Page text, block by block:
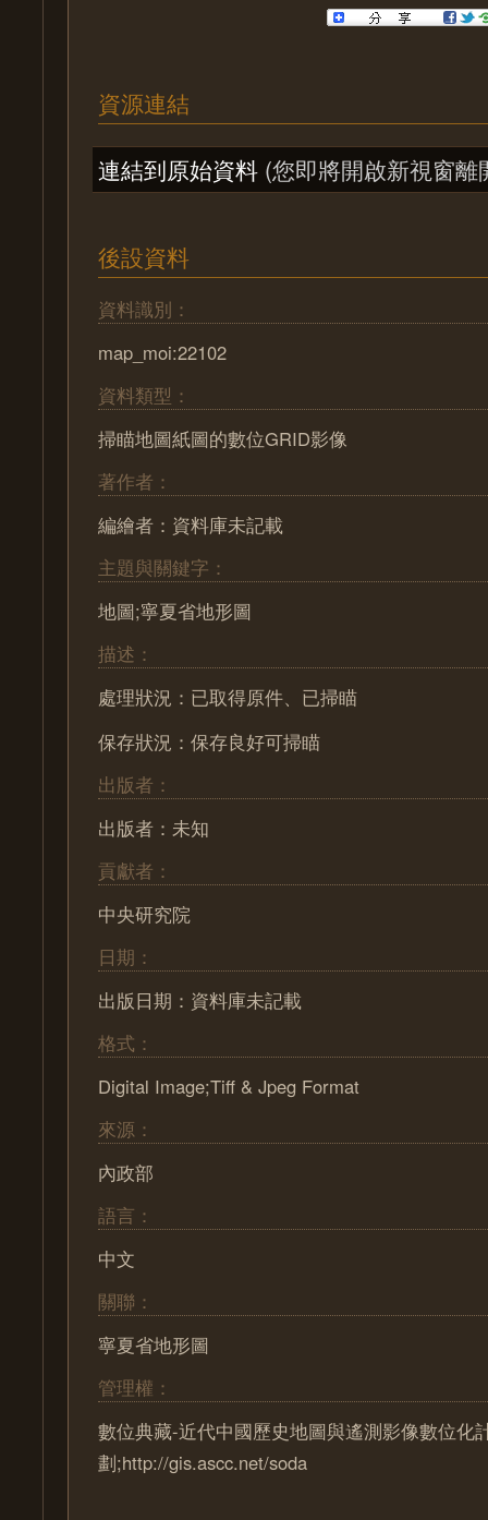
資源連結
連結到原始資料 (您即將開啟新視窗離
後設資料
資料識別：
map_moi:22102
資料類型：
掃瞄地圖紙圖的數位GRID影像
著作者：
編繪者：資料庫未記載
主題與關鍵字：
地圖;寧夏省地形圖
描述：
處理狀況：已取得原件、已掃瞄
保存狀況：保存良好可掃瞄
出版者：
出版者：未知
貢獻者：
中央研究院
日期：
出版日期：資料庫未記載
格式：
Digital Image;Tiff & Jpeg Format
來源：
內政部
語言：
中文
關聯：
寧夏省地形圖
管理權：
數位典藏-近代中國歷史地圖與遙測影像數位化
劃;http://gis.ascc.net/soda